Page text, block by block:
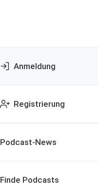
Anmeldung
Registrierung
Podcast-News
Finde Podcasts